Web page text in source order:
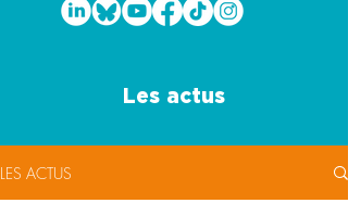
Les actus
LES ACTUS